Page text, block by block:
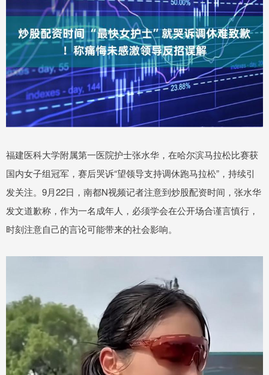
福建医科大学附属第一医院护士张水华，在哈尔滨马拉松比赛获
国内女子组冠军，赛后哭诉“望领导支持调休跑马拉松”，持续引
发关注。9月22日，南都N视频记者注意到炒股配资时间，张水华
发文道歉称，作为一名成年人，必须学会在公开场合谨言慎行，
时刻注意自己的言论可能带来的社会影响。